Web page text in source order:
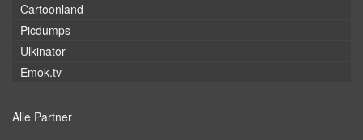
Cartoonland
Picdumps
Ulkinator
Emok.tv
Alle Partner